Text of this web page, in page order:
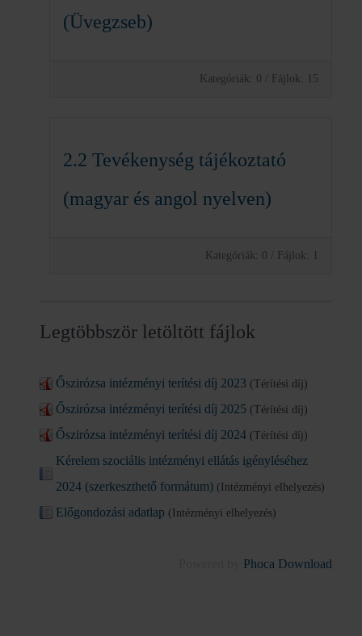
(Üvegzseb)
Kategóriák: 0 / Fájlok: 15
2.2 Tevékenység tájékoztató
(magyar és angol nyelven)
Kategóriák: 0 / Fájlok: 1
Legtöbbször letöltött fájlok
Őszirózsa intézményi terítési díj 2023 (Térítési díj)
Őszirózsa intézményi terítési díj 2025 (Térítési díj)
Őszirózsa intézményi terítési díj 2024 (Térítési díj)
Kérelem szociális intézményi ellátás igényléséhez
2024 (szerkeszthető formátum) (Intézményi elhelyezés)
Előgondozási adatlap (Intézményi elhelyezés)
Phoca Download